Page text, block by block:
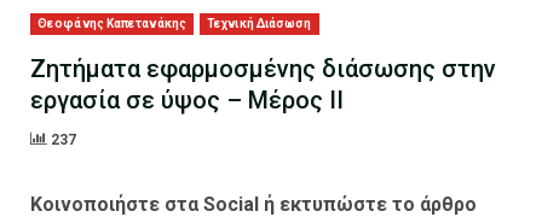
Θεοφάνης Καπετανάκης Τεχνική Διάσωση
Ζητήματα εφαρμοσμένης διάσωσης στην
εργασία σε ύψος – Μέρος II
237
Κοινοποιήστε στα Social ή εκτυπώστε το άρθρο